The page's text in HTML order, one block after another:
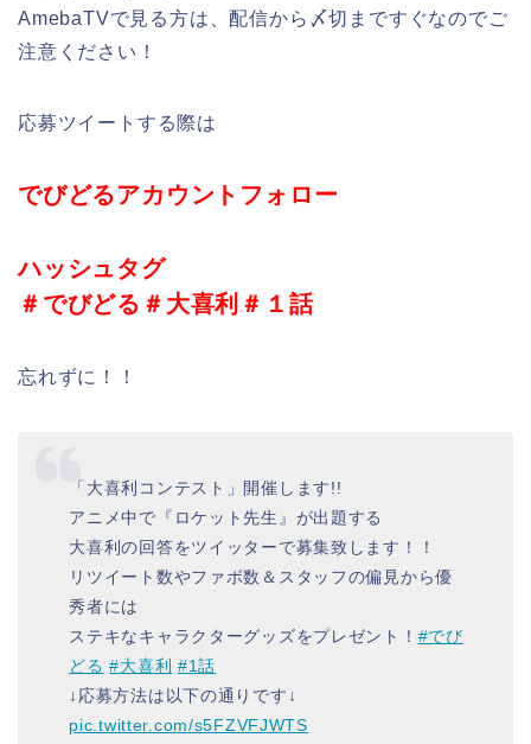
AmebaTVで見る方は、配信から〆切まですぐなのでご
注意ください！
応募ツイートする際は
でびどるアカウントフォロー
ハッシュタグ
＃でびどる＃大喜利＃１話
忘れずに！！
「大喜利コンテスト」開催します!!
アニメ中で『ロケット先生』が出題する
大喜利の回答をツイッターで募集致します！！
リツイート数やファボ数＆スタッフの偏見から優
秀者には
ステキなキャラクターグッズをプレゼント！ #でび
どる #大喜利 #1話
↓応募方法は以下の通りです↓
pic.twitter.com/s5FZVFJWTS